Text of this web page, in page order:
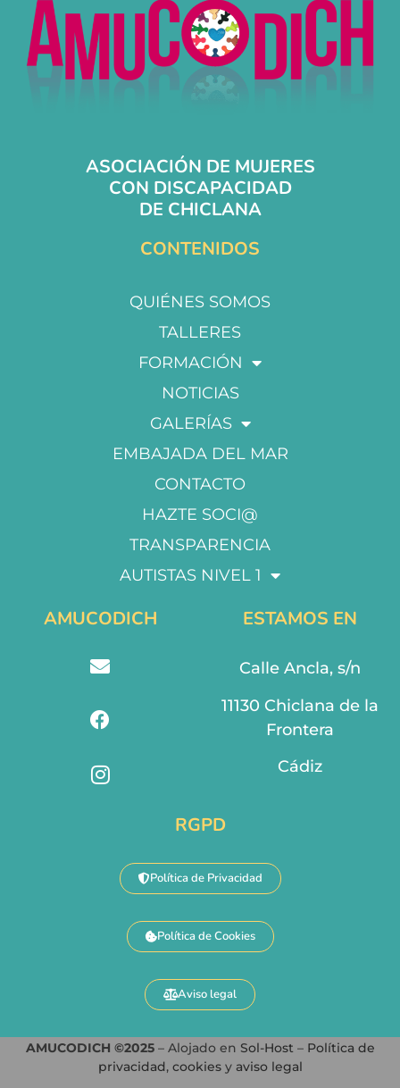
ASOCIACIÓN DE MUJERES
CON DISCAPACIDAD
DE CHICLANA
CONTENIDOS
QUIÉNES SOMOS
TALLERES
FORMACIÓN
NOTICIAS
GALERÍAS
EMBAJADA DEL MAR
CONTACTO
HAZTE SOCI@
TRANSPARENCIA
AUTISTAS NIVEL 1
AMUCODICH ESTAMOS EN
Calle Ancla, s/n
11130 Chiclana de la
Frontera
Cádiz
RGPD
Política de Privacidad
Política de Cookies
Aviso legal
AMUCODICH ©2025– Alojado en Sol-Host – Política de
privacidad, cookiesy aviso legal